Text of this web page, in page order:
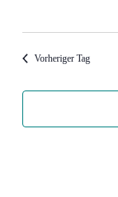
Vorheriger Tag